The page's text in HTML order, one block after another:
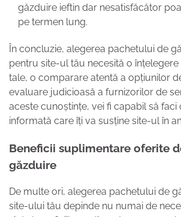
găzduire ieftin dar nesatisfăcător
pe termen lung.
În concluzie, alegerea pachetului de
pentru site-ul tău necesită o
tale, o comparare atentă a opțiunilor
evaluare judicioasă a furnizorilor de
aceste cunoștințe, vei fi capabil să faci
informată care îți va susține site-ul în
Beneficii suplimentare oferite
găzduire
De multe ori, alegerea pachetului de
site-ului tău depinde nu numai de